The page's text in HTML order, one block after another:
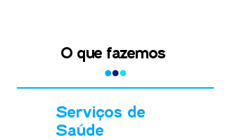
O que fazemos
Serviços de
Saúde